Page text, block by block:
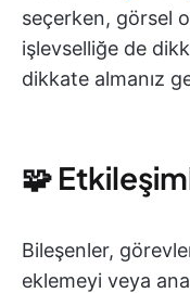
seçerken, görsel
işlevselliğe de
dikkate almanız
🧩
Bileşenler,
eklemeyi veya ana